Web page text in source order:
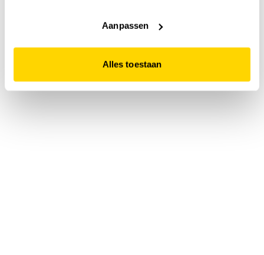
website niet optimaal functioneert.
Aanpassen
Alles toestaan